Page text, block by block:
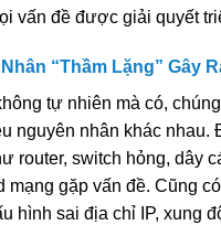
vấn đề được giải quyết
“Thầm Lặng” Gây
tự nhiên mà có,
nguyên nhân khác nhau.
router, switch hỏng, dây
mạng gặp vấn đề. Cũng
hình sai địa chỉ IP, xung